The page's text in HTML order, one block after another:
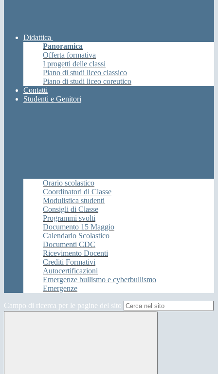
Didattica
Panoramica
Offerta formativa
I progetti delle classi
Piano di studi liceo classico
Piano di studi liceo coreutico
Contatti
Studenti e Genitori
Orario scolastico
Coordinatori di Classe
Modulistica studenti
Consigli di Classe
Programmi svolti
Documento 15 Maggio
Calendario Scolastico
Documenti CDC
Ricevimento Docenti
Crediti Formativi
Autocertificazioni
Emergenze bullismo e cyberbullismo
Emergenze
Campo di ricerca per le pagine del sito